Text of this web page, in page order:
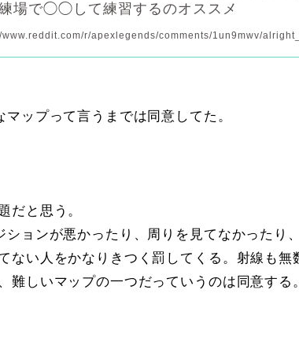
場で◯◯して練習するのオススメ
www.reddit.com/r/apexlegends/comments/1un9mwv/
ップって言うまでは同意してた。
だと思う。
ションが悪かったり、周りを見てなかったり
ない人をかなりきつく罰してくる。射線も無
難しいマップの一つだっていうのは同意する。